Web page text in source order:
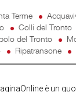
Terme
Colli del Tronto
del Tronto
Ripatransone
è un